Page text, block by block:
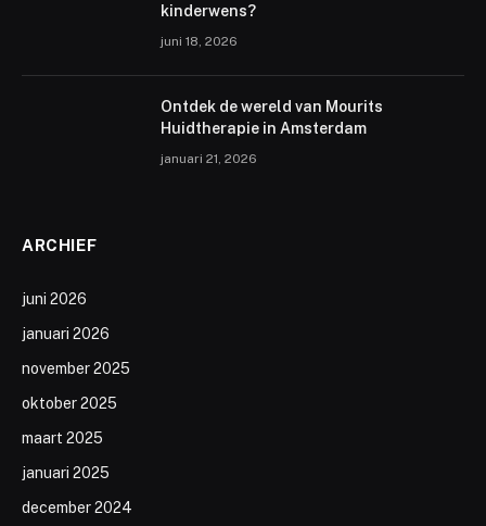
kinderwens?
juni 18, 2026
Ontdek de wereld van Mourits
Huidtherapie in Amsterdam
januari 21, 2026
ARCHIEF
juni 2026
januari 2026
november 2025
oktober 2025
maart 2025
januari 2025
december 2024